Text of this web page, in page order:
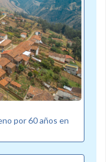
por 60 años en